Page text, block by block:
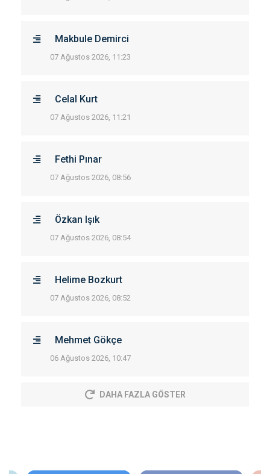
Makbule Demirci
07 Ağustos 2026, 11:23
Celal Kurt
07 Ağustos 2026, 11:21
Fethi Pınar
07 Ağustos 2026, 08:56
Özkan Işık
07 Ağustos 2026, 08:54
Helime Bozkurt
07 Ağustos 2026, 08:52
Mehmet Gökçe
06 Ağustos 2026, 10:47
DAHA FAZLA GÖSTER